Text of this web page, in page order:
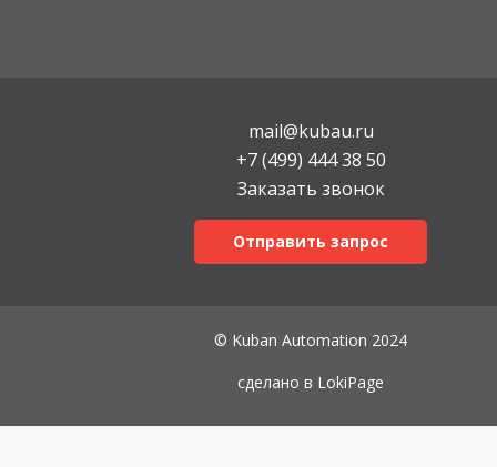
mail@kubau.ru
+7 (499) 444 38 50
Заказать звонок
Отправить запрос
© Kuban Automation 2024
сделано в LokiPage